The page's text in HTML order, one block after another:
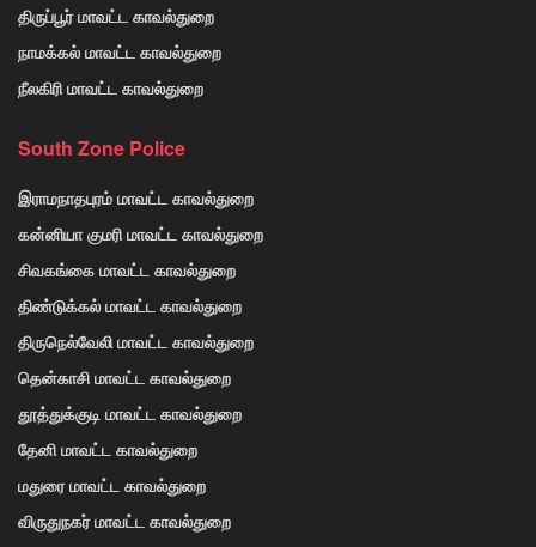
திருப்பூர் மாவட்ட காவல்துறை
நாமக்கல் மாவட்ட காவல்துறை
நீலகிரி மாவட்ட காவல்துறை
South Zone Police
இராமநாதபுரம் மாவட்ட காவல்துறை
கன்னியா குமரி மாவட்ட காவல்துறை
சிவகங்கை மாவட்ட காவல்துறை
திண்டுக்கல் மாவட்ட காவல்துறை
திருநெல்வேலி மாவட்ட காவல்துறை
தென்காசி மாவட்ட காவல்துறை
தூத்துக்குடி மாவட்ட காவல்துறை
தேனி மாவட்ட காவல்துறை
மதுரை மாவட்ட காவல்துறை
விருதுநகர் மாவட்ட காவல்துறை